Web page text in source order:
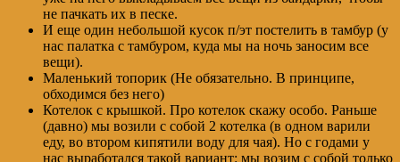
не пачкать их в песке.
И еще один небольшой кусок п/эт постелить в тамбур (у
нас палатка с тамбуром, куда мы на ночь заносим все
вещи).
Маленький топорик (Не обязательно. В принципе,
обходимся без него)
Котелок с крышкой. Про котелок скажу особо. Раньше
(давно) мы возили с собой 2 котелка (в одном варили
еду, во втором кипятили воду для чая). Но с годами у
нас выработался такой вариант: мы возим с собой только